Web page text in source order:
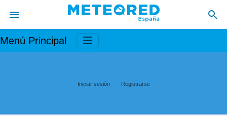
Menú Principal
Iniciar sesión Registrarse